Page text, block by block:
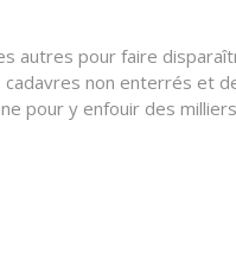
autres pour faire
non enterrés et
pour y enfouir des